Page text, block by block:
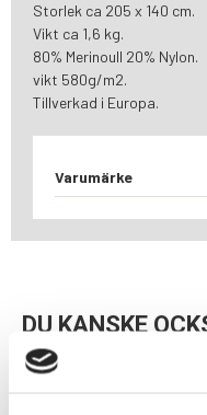
Storlek ca 205 x 140 cm.
Vikt ca 1,6 kg.
80% Merinoull 20% Nylon.
vikt 580g/m2.
Tillverkad i Europa.
Varumärke
DU KANSKE